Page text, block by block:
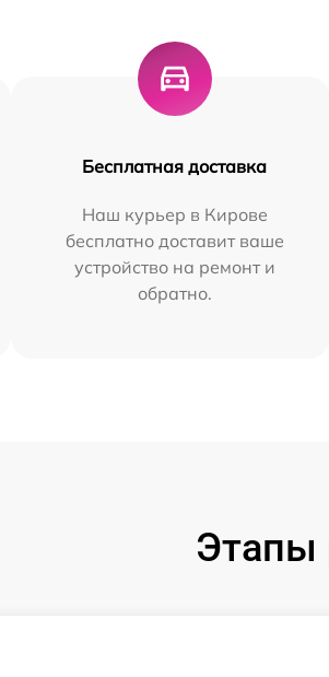
Бесплатная доставка
Наш курьер в Кирове
бесплатно доставит ваше
устройство на ремонт и
обратно.
Этапы